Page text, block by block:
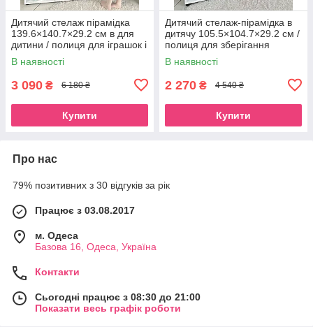
Дитячий стелаж пірамідка
139.6×140.7×29.2 см в для
дитини / полиця для іграшок і
книг у дитячу кімнату
В наявності
3 090 ₴ 6 180 ₴
Купити
Дитячий стелаж-пірамідка в
дитячу 105.5×104.7×29.2 см /
полиця для зберігання
іграшок та книг
В наявності
2 270 ₴ 4 540 ₴
Купити
Про нас
79% позитивних з 30 відгуків за рік
Працює з 03.08.2017
м. Одеса
Базова 16, Одеса, Україна
Контакти
Сьогодні працює з 08:30 до 21:00
Показати весь графік роботи